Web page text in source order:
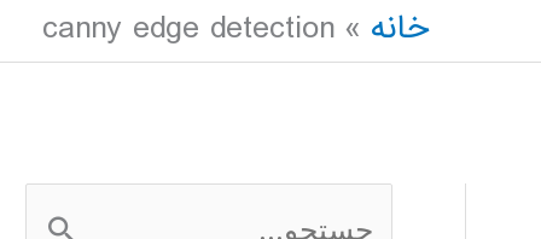
خانه
canny edge detection